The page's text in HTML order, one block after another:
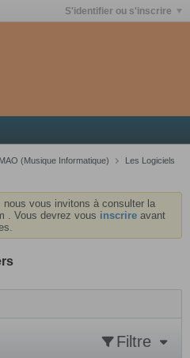
S'identifier ou s'inscrire
(Musique Informatique)
Les Logiciels
vous invitons à consulter la
. Vous devrez vous inscrire avant
Filtre